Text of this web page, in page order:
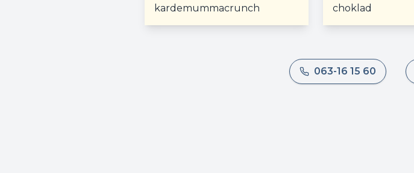
kardemummacrunch
choklad
063-16 15 60